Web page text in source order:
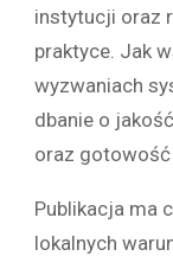
instytucji oraz
praktyce. Jak
wyzwaniach
dbanie o
oraz gotowość
Publikacja ma
lokalnych